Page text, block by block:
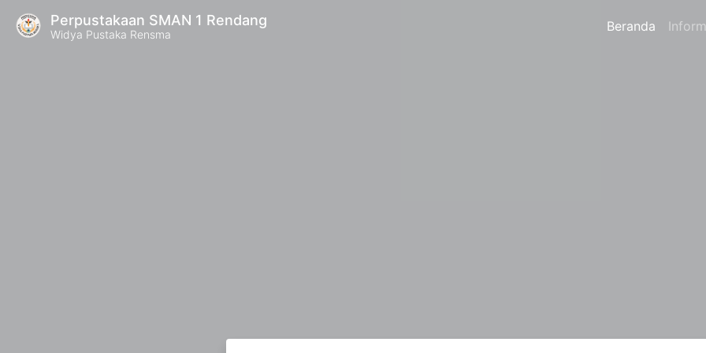
Perpustakaan SMAN 1 Rendang
Widya Pustaka Rensma Beranda